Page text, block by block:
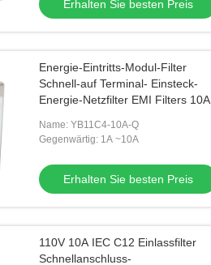
Erhalten Sie besten Preis
Energie-Eintritts-Modul-Filter
Schnell-auf Terminal- Einsteck-
Energie-Netzfilter EMI Filters 10A
Name: YB11C4-10A-Q
Gegenwärtig: 1A ~10A
Erhalten Sie besten Preis
110V 10A IEC C12 Einlassfilter
Schnellanschluss-